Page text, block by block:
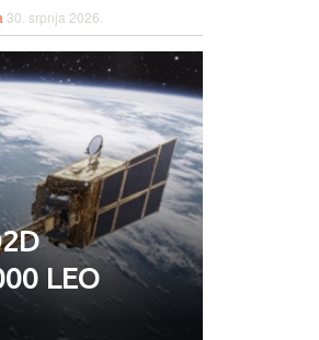
30. srpnja 2026.
LEO